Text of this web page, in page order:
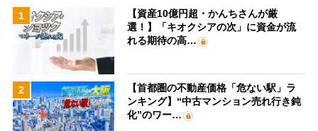
1
【資産10億円超・かんちさんが厳
選！】「キオクシアの次」に資金が流
れる期待の高…
2
【首都圏の不動産価格「危ない駅」ラ
ンキング】“中古マンション売れ行き鈍
化”のワー…